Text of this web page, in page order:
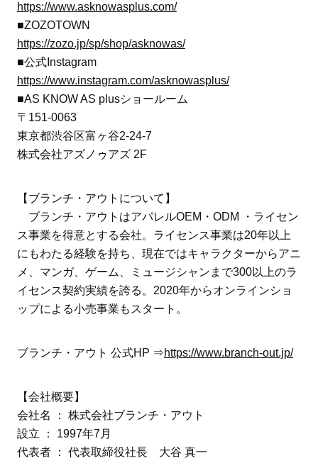
https://www.asknowasplus.com/
■ZOZOTOWN
https://zozo.jp/sp/shop/asknowas/
■公式Instagram
https://www.instagram.com/asknowasplus/
■AS KNOW AS plusショールーム
〒151-0063
東京都渋谷区富ヶ谷2-24-7
株式会社アズノゥアズ 2F
【ブランチ・アウトについて】
ブランチ・アウトはアパレルOEM・ODM ・ライセン
ス事業を得意とする会社。ライセンス事業は20年以上
にもわたる経験を持ち、現在ではキャラクターからアニ
メ、マンガ、ゲーム、ミュージシャンまで300以上のラ
イセンス契約実績を誇る。2020年からオンラインショ
ップによる小売事業もスタート。
ブランチ・アウト 公式HP ⇒https://www.branch-out.jp/
【会社概要】
会社名 ： 株式会社ブランチ・アウト
設立 ： 1997年7月
代表者 ： 代表取締役社長 大谷 真一